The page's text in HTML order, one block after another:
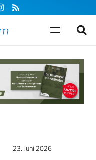
23. Juni 2026